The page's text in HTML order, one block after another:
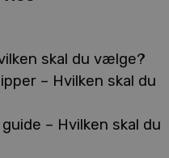
skal du vælge?
– Hvilken skal du
– Hvilken skal du